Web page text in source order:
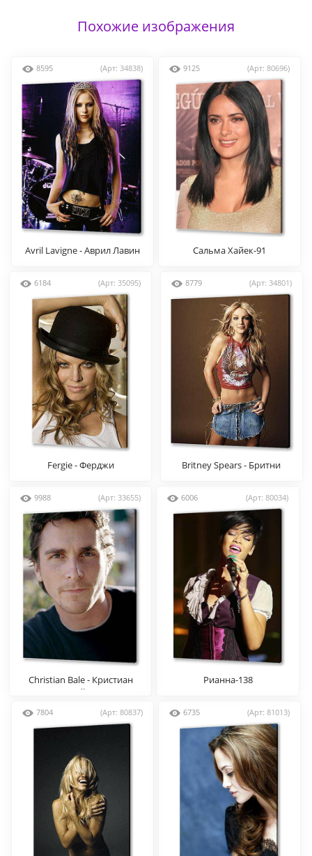
Похожие изображения
8595 (Арт: 34838)
Avril Lavigne - Аврил Лавин
9125 (Арт: 80696)
Сальма Хайек-91
6184 (Арт: 35095)
Fergie - Ферджи
8779 (Арт: 34801)
Britney Spears - Бритни
9988 (Арт: 33655)
Christian Bale - Кристиан
Бэйл
6006 (Арт: 80034)
Рианна-138
7804 (Арт: 80837) 6735 (Арт: 81013)